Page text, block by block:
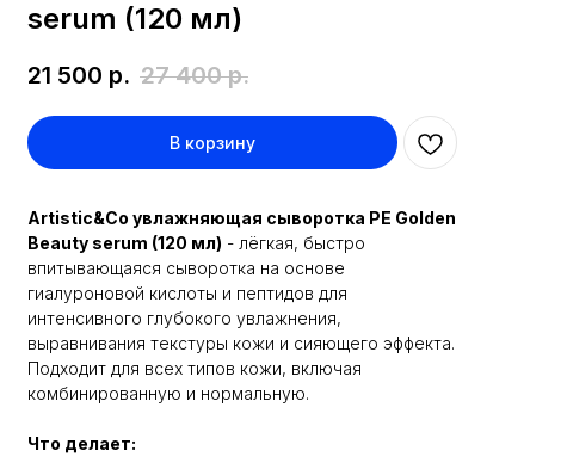
serum (120 мл)
21 500 р. 27 400 р.
В корзину
Artistic&Co увлажняющая сыворотка PE Golden
Beauty serum (120 мл) - лёгкая, быстро
впитывающаяся сыворотка на основе
гиалуроновой кислоты и пептидов для
интенсивного глубокого увлажнения,
выравнивания текстуры кожи и сияющего эффекта.
Подходит для всех типов кожи, включая
комбинированную и нормальную.
Что делает: